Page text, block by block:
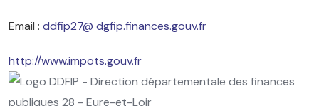
Email : ddfip27@ dgfip.finances.gouv.fr
http://www.impots.gouv.fr